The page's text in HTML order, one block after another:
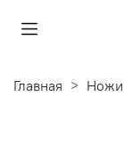
Главная Ножи